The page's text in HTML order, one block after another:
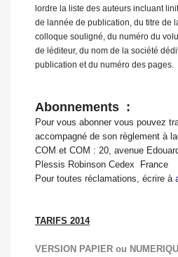
lordre la liste des auteurs incluant
de lannée de publication, du titre de
colloque souligné, du numéro du
de léditeur, du nom de la société
publication et du numéro des pages.
Abonnements :
Pour vous abonner vous pouvez
accompagné de son règlement à
COM et COM : 20, avenue
Plessis Robinson Cedex  France
Pour toutes réclamations, écrire à
TARIFS 2014
VERSION PAPIER ou